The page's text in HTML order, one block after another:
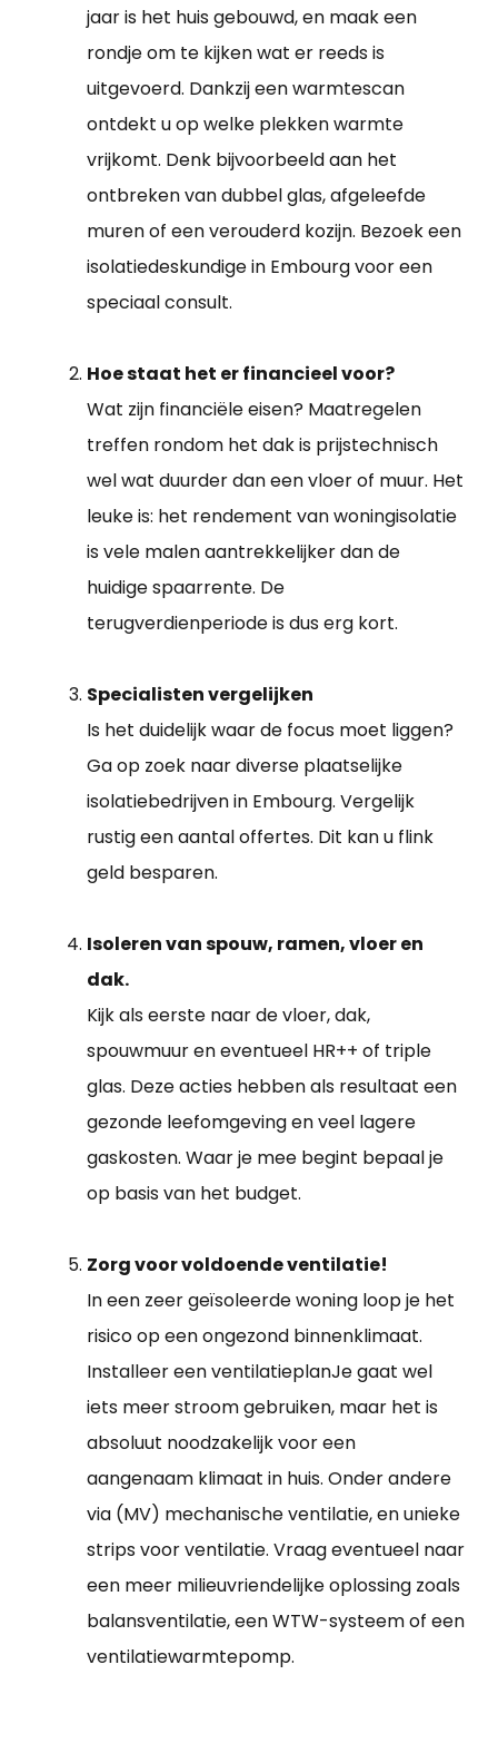
jaar is het huis gebouwd, en maak een
rondje om te kijken wat er reeds is
uitgevoerd. Dankzij een warmtescan
ontdekt u op welke plekken warmte
vrijkomt. Denk bijvoorbeeld aan het
ontbreken van dubbel glas, afgeleefde
muren of een verouderd kozijn. Bezoek een
isolatiedeskundige in Embourg voor een
speciaal consult.
Hoe staat het er financieel voor?
Wat zijn financiële eisen? Maatregelen
treffen rondom het dak is prijstechnisch
wel wat duurder dan een vloer of muur. Het
leuke is: het rendement van woningisolatie
is vele malen aantrekkelijker dan de
huidige spaarrente. De
terugverdienperiode is dus erg kort.
Specialisten vergelijken
Is het duidelijk waar de focus moet liggen?
Ga op zoek naar diverse plaatselijke
isolatiebedrijven in Embourg. Vergelijk
rustig een aantal offertes. Dit kan u flink
geld besparen.
Isoleren van spouw, ramen, vloer en
dak.
Kijk als eerste naar de vloer, dak,
spouwmuur en eventueel HR++ of triple
glas. Deze acties hebben als resultaat een
gezonde leefomgeving en veel lagere
gaskosten. Waar je mee begint bepaal je
op basis van het budget.
Zorg voor voldoende ventilatie!
In een zeer geïsoleerde woning loop je het
risico op een ongezond binnenklimaat.
Installeer een ventilatieplanJe gaat wel
iets meer stroom gebruiken, maar het is
absoluut noodzakelijk voor een
aangenaam klimaat in huis. Onder andere
via (MV) mechanische ventilatie, en unieke
strips voor ventilatie. Vraag eventueel naar
een meer milieuvriendelijke oplossing zoals
balansventilatie, een WTW-systeem of een
ventilatiewarmtepomp.